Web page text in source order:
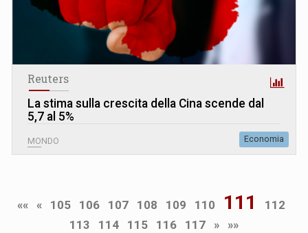
Reuters
La stima sulla crescita della Cina scende dal
5,7 al 5%
MONDO Economia
«« « 105 106 107 108 109 110 111
112
113
114 115 116 117 » »»